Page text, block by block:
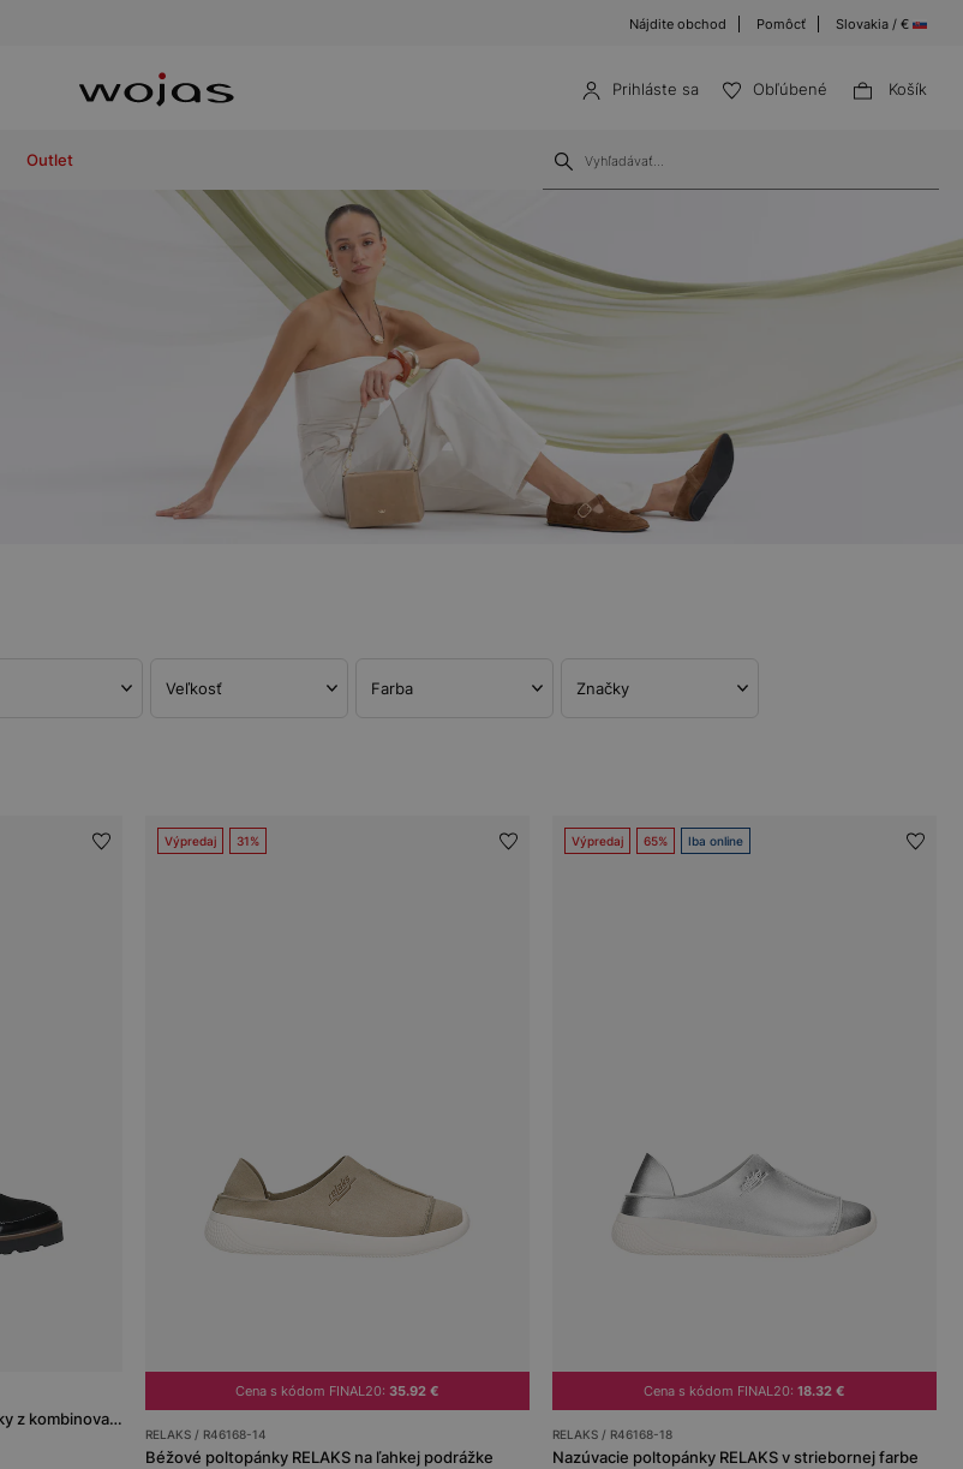
Nájdite obchod Pomôcť Slovakia / €
Prihláste sa Obľúbené Košík
Outlet
Veľkosť Farba Značky
Dámske čierne nazúvacie poltopánky z kombinovanej kože
Výpredaj 31%
Cena s kódom FINAL20:35.92 €
RELAKS / R46168-14
Béžové poltopánky RELAKS na ľahkej podrážke
Výpredaj 65% Iba online
Cena s kódom FINAL20:18.32 €
RELAKS / R46168-18
Nazúvacie poltopánky RELAKS v striebornej farbe